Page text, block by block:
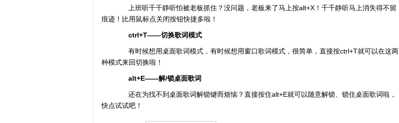
上班听千千静听怕被老板抓住？没问题，老板来了马上按alt+X！千千静听马上消失得不留
痕迹！比用鼠标点关闭按钮快捷多啦！
ctrl+T——切换歌词模式
有时候想用桌面歌词模式，有时候想用窗口歌词模式，很简单，直接按ctrl+T就可以在这两
种模式来回切换啦！
alt+E——解/锁桌面歌词
还在为找不到桌面歌词解锁键而烦恼？直接按住alt+E就可以随意解锁、锁住桌面歌词啦，
快点试试吧！